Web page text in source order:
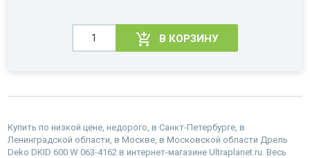
В КОРЗИНУ
Купить по низкой цене, недорого, в Санкт-Петербурге, в
Ленинградской области, в Москве, в Московской области Дрель
Deko DKID 600 W 063-4162 в интернет-магазине Ultraplanet.ru. Весь